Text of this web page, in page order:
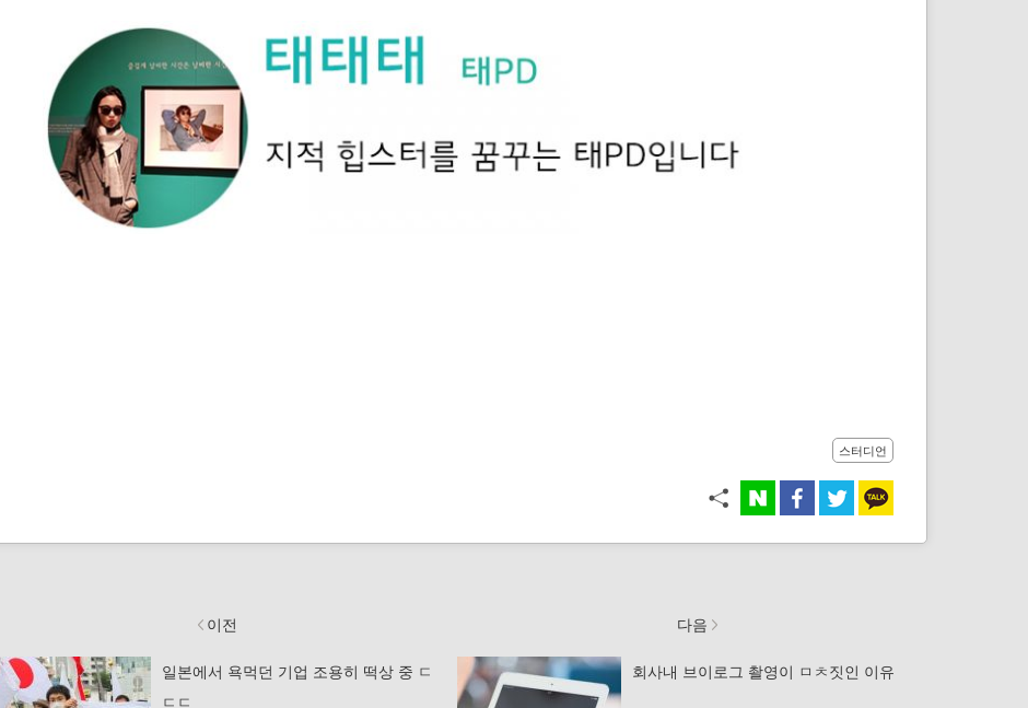
스터디언
이전
일본에서 욕먹던 기업 조용히 떡상 중 ㄷ
ㄷㄷ
다음
회사내 브이로그 촬영이 ㅁㅊ짓인 이유